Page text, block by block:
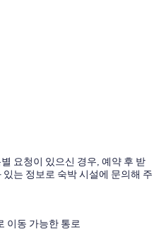
요청이 있으신 경우, 예약 후 받
는 정보로 숙박 시설에 문의해 주
이동 가능한 통로